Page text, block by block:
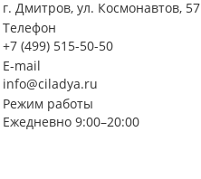
г. Дмитров, ул. Космонавтов, 57
Телефон
+7 (499) 515-50-50
E-mail
info@ciladya.ru
Режим работы
Ежедневно 9:00–20:00